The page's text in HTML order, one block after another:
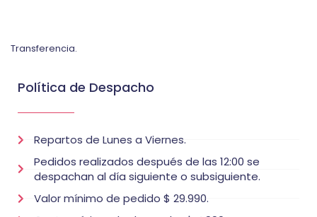
Transferencia.
Política de Despacho
Repartos de Lunes a Viernes.
Pedidos realizados después de las 12:00 se
despachan al día siguiente o subsiguiente.
Valor mínimo de pedido $ 29.990.